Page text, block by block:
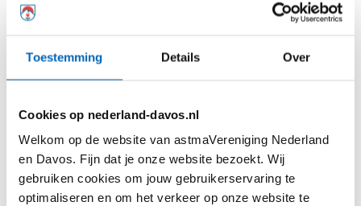
Toestemming Details Over
Cookies op nederland-davos.nl
Welkom op de website van astmaVereniging Nederland
en Davos. Fijn dat je onze website bezoekt. Wij
gebruiken cookies om jouw gebruikerservaring te
optimaliseren en om het verkeer op onze website te
In sommige gevallen zijn ook de
meerkosten voor leefvervoer (privé
vanwege uw handicap of ziekte meer
vervoerskosten hebt dan anderen, die
voor het overige (inkomen,
gezinssamenstelling) in dezelfde situatie